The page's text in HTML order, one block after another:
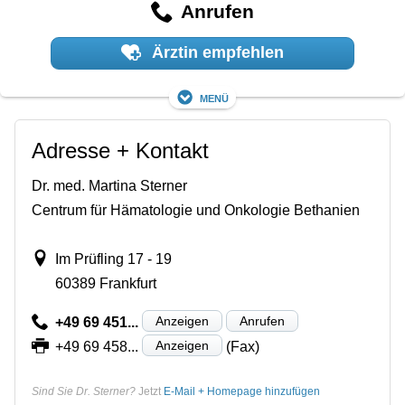
Anrufen
Ärztin empfehlen
Menü
Adresse + Kontakt
Dr. med. Martina Sterner
Centrum für Hämatologie und Onkologie Bethanien
Im Prüfling 17 - 19
60389 Frankfurt
+49 69 451... Anzeigen Anrufen
+49 69 458... Anzeigen (Fax)
Sind Sie Dr. Sterner? Jetzt E-Mail + Homepage hinzufügen